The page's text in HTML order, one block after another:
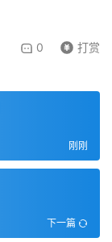
0 打赏
刚刚
下一篇